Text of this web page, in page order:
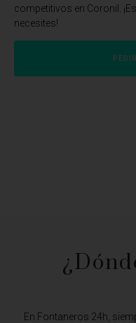
competitivos en Coronil.
necesites!
En Fontaneros 24h,